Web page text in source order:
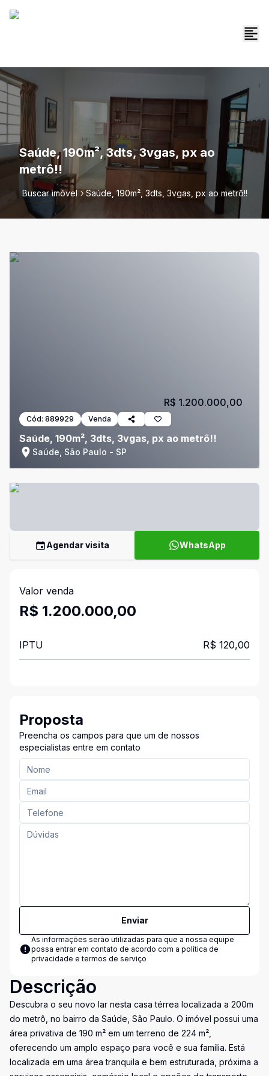
Saúde, 190m², 3dts, 3vgas, px ao
metrô!!
Buscar imóvel Saúde, 190m², 3dts, 3vgas, px ao metrô!!
Cód: 889929 Venda
Saúde, 190m², 3dts, 3vgas, px ao metrô!!
Saúde, São Paulo - SP
R$ 1.200.000,00
Agendar visita WhatsApp
Valor venda
R$ 1.200.000,00
IPTU R$ 120,00
Proposta
Preencha os campos para que um de nossos
especialistas entre em contato
Enviar
As informações serão utilizadas para que a nossa equipe
possa entrar em contato de acordo com a política de
privacidade e termos de serviço
Descrição
Descubra o seu novo lar nesta casa térrea localizada a 200m
do metrô, no bairro da Saúde, São Paulo. O imóvel possui uma
área privativa de 190 m² em um terreno de 224 m²,
oferecendo um amplo espaço para você e sua família. Está
localizada em uma área tranquila e bem estruturada, próxima a